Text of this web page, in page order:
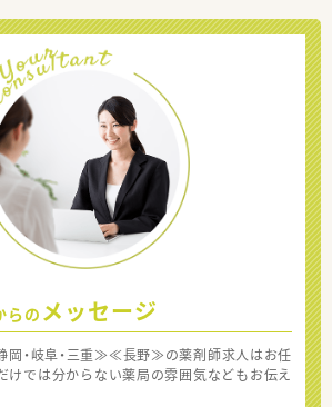
らのメッセージ
岡・岐阜・三重≫≪長野≫の薬剤師求人はお任
けでは分からない薬局の雰囲気などもお伝え